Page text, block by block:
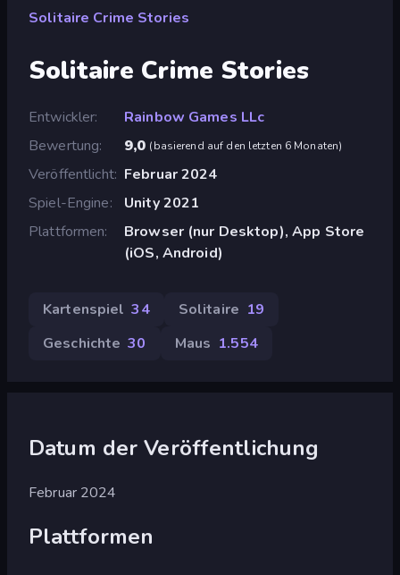
Solitaire Crime Stories
Solitaire Crime Stories
Entwickler
Rainbow Games LLc
Bewertung
9,0 (basierend auf den letzten 6 Monaten)
Veröffentlicht Februar 2024
Spiel-Engine
Unity 2021
Plattformen
Browser (nur Desktop), App Store
(iOS, Android)
Kartenspiel 34 Solitaire 19
Geschichte 30 Maus 1.554
Datum der Veröffentlichung
Februar 2024
Plattformen